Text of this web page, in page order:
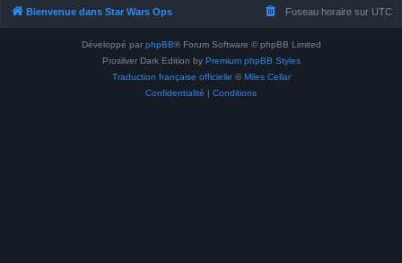
Bienvenue dans Star Wars Ops Fuseau horaire sur UTC
Développé par phpBB® Forum Software © phpBB Limited
Prosilver Dark Edition by Premium phpBB Styles
Traduction française officielle © Miles Cellar
Confidentialité | Conditions